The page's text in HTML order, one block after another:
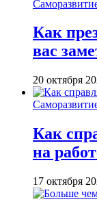
Как
вас
20 октября
Как
на
17 октября